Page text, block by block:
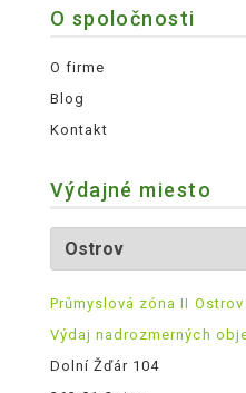
O spoločnosti
O firme
Blog
Kontakt
Výdajné miesto
Průmyslová zóna II
Výdaj nadrozmerných
Dolní Žďár 104